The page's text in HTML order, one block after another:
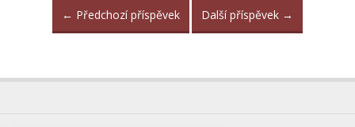
← Předchozí příspěvek Další příspěvek →